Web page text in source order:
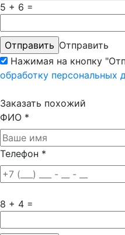
5 + 6 =
Отправить
Нажимая на кнопку
обработку персональных
Заказать похожий
ФИО *
Телефон *
8 + 4 =